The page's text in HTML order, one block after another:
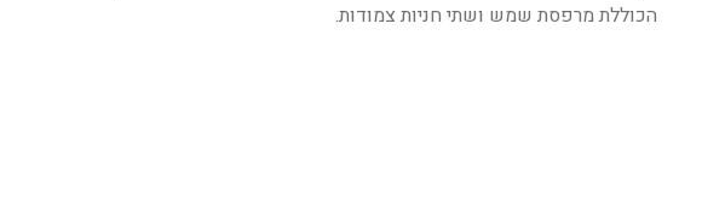
הכוללת מרפסת שמש ושתי חניות צמודות.